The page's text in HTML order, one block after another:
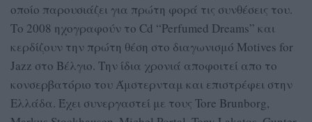
οποίο παρουσιάζει για πρώτη φορά τις συνθέσεις του.
Το 2008 ηχογραφούν το Cd “Perfumed Dreams” και
κερδίζουν την πρώτη θέση στο διαγωνισμό Motives for
Jazz στο Βέλγιο. Την ίδια χρονιά αποφοιτεί απο το
κονσερβατόριο του Άμστερνταμ και επιστρέφει στην
Ελλάδα. Έχει συνεργαστεί με τους Tore Brunborg,